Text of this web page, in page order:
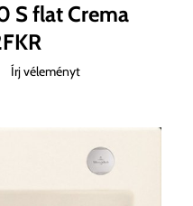
S flat Crema
Írj véleményt